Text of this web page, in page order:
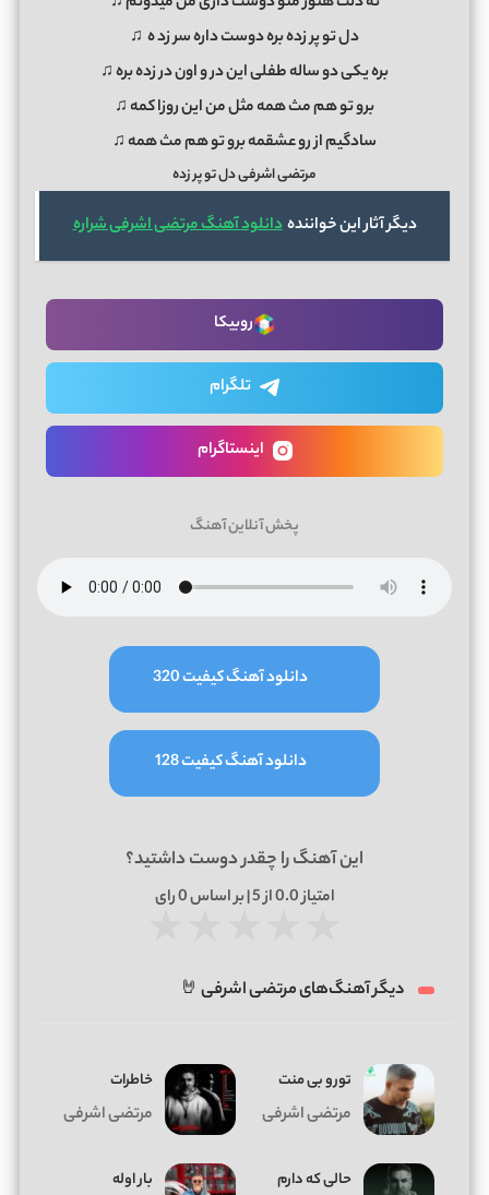
دل تو پر زده بره دوست داره سر زده ♫
بره یکی دو ساله طفلی این در و اون در زده بره ♫
برو تو هم مث همه مثل من این روزا کمه ♫
سادگیم از رو عشقمه برو تو هم مث همه ♫
مرتضی اشرفی دل تو پر زده
دیگر آثار این خوانندهدانلود آهنگ مرتضی اشرفی شراره
روبیکا
تلگرام
اینستاگرام
پخش آنلاین آهنگ
دانلود آهنگ کیفیت 320
دانلود آهنگ کیفیت 128
این آهنگ را چقدر دوست داشتید؟
امتیاز0.0از 5 | بر اساس 0رای
دیگر آهنگ‌های مرتضی اشرفی 🤘
تورو بی منت
مرتضی اشرفی
خاطرات
مرتضی اشرفی
حالی که دارم بار اوله